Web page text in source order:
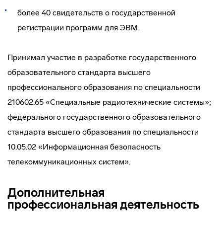
более 40 свидетельств о государственной
регистрации программ для ЭВМ.
Принимал участие в разработке государственного
образовательного стандарта высшего
профессионального образования по специальности
210602.65 «Специальные радиотехнические системы»;
федерального государственного образовательного
стандарта высшего образования по специальности
10.05.02 «Информационная безопасность
телекоммуникационных систем».
Дополнительная
профессиональная деятельность